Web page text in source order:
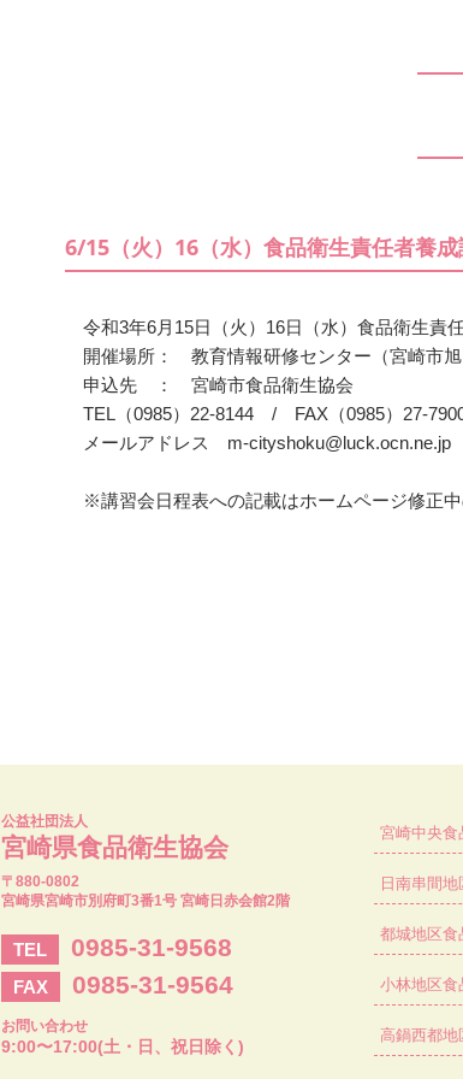
6/15（火）16（水）食品衛生責任者養
令和3年6月15日（火）16日（水）食品衛生責
開催場所： 教育情報研修センター（宮崎市旭
申込先 ： 宮崎市食品衛生協会
TEL（0985）22-8144 / FAX（0985）27-
メールアドレス m-cityshoku@luck.ocn.ne.jp
※講習会日程表への記載はホームページ修正
公益社団法人
宮崎県食品衛生協会
〒880-0802
宮崎県宮崎市別府町3番1号 宮崎日赤会館2階
TEL 0985-31-9568
FAX 0985-31-9564
お問い合わせ
9:00〜17:00(土・日、祝日除く)
宮崎中央食
日南串間
都城地区食
小林地区食
高鍋西都地